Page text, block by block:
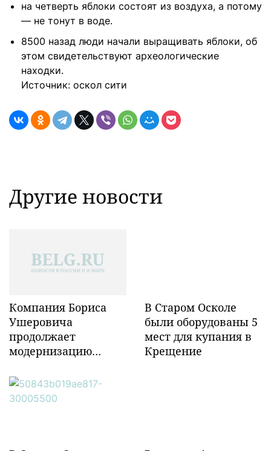
на четверть яблоки состоят из воздуха, а потому
— не тонут в воде.
8500 назад люди начали выращивать яблоки, об
этом свидетельствуют археологические
находки.
Источник: оскол сити
Другие новости
Компания Бориса
Ушеровича
продолжает
модернизацию
инфраструктуры в
Забайкалье
В Старом Осколе
были оборудованы 5
мест для купания в
Крещение